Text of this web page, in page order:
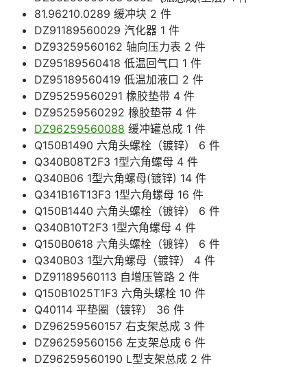
81.96210.0289 缓冲块 2 件
DZ91189560029 汽化器 1 件
DZ93259560162 轴向压力表 2 件
DZ95189560418 低温回气口 1 件
DZ95189560419 低温加液口 2 件
DZ95259560291 橡胶垫带 4 件
DZ95259560292 橡胶垫带 4 件
DZ96259560088 缓冲罐总成 1 件
Q150B1490 六角头螺栓（镀锌） 6 件
Q340B08T2F3 1型六角螺母 4 件
Q340B06 1型六角螺母(镀锌) 14 件
Q341B16T13F3 1型六角螺母 16 件
Q150B1440 六角头螺栓（镀锌） 6 件
Q340B10T2F3 1型六角螺母 4 件
Q150B0618 六角头螺栓（镀锌） 6 件
Q340B03 1型六角螺母（镀锌） 4 件
DZ91189560113 自增压管路 2 件
Q150B1025T1F3 六角头螺栓 10 件
Q40114 平垫圈（镀锌） 36 件
DZ96259560157 右支架总成 3 件
DZ96259560156 左支架总成 6 件
DZ96259560190 L型支架总成 2 件